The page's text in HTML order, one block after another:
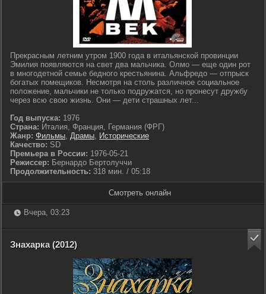
Прекрасным летним утром 1900 года в итальянской провинции
Эмилия появляются на свет два мальчика. Олмо — еще один рот
в многодетной семье бедного крестьянина. Альфредо — отпрыск
богатых помещиков. Несмотря на столь различное социальное
положение, мальчики не только подружатся, но пронесут дружбу
через всю свою жизнь. Они — дети страшных лет...
Год выпуска: 1976
Страна: Италия, Франция, Германия (ФРГ)
Жанр: Фильмы, Драмы, Исторические
Качество: SD
Премьера в России: 1976-05-21
Режиссер: Бернардо Бертолуччи
Продолжительность: 318 мин. / 05:18
Смотреть онлайн
Вчера, 03:23
Знахарка (2012)